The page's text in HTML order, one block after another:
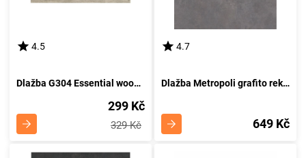
4.5
Dlažba G304 Essential wood grey 29,7/59,8
299 Kč
329 Kč
4.7
Dlažba Metropoli grafito rekt. 80/80
649 Kč